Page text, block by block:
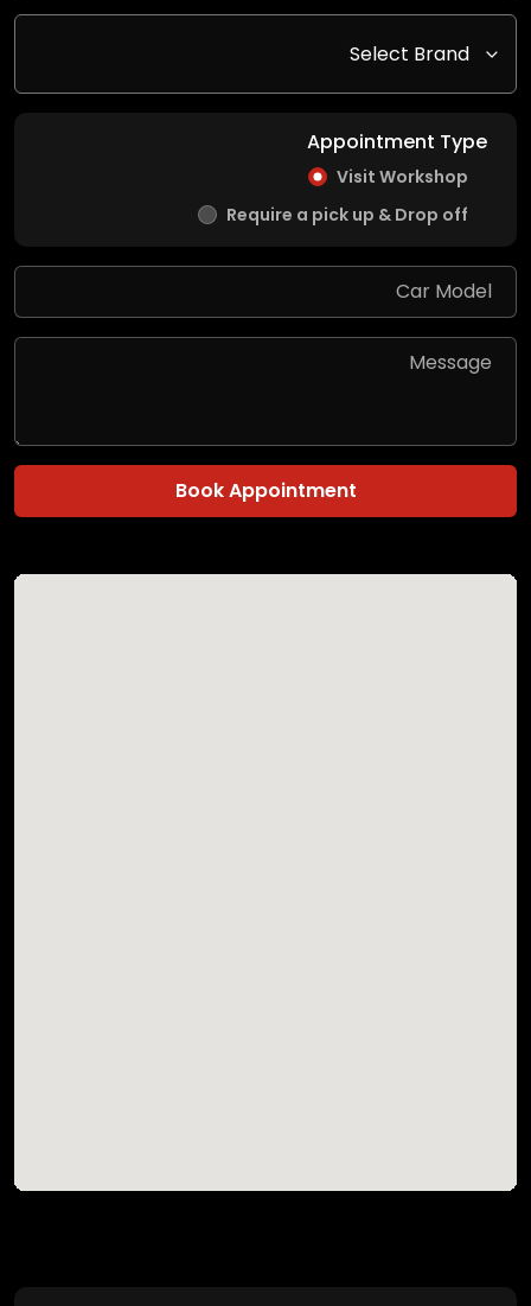
Appointment Type
Visit Workshop
Require a pick up & Drop off
Book Appointment